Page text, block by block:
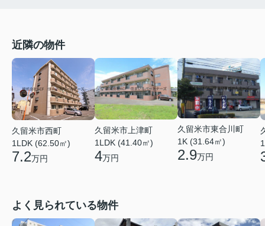
近隣の物件
久留米市西町
1LDK (62.50㎡)
7.2万円
久留米市上津町
1LDK (41.40㎡)
4万円
久留米市東合川町
1K (31.64㎡)
2.9万円
よく見られている物件